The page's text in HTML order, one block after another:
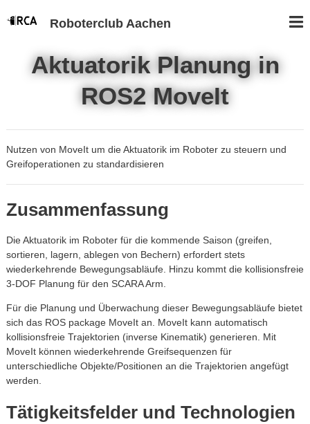
Roboterclub Aachen
Aktuatorik Planung in
ROS2 MoveIt
Nutzen von MoveIt um die Aktuatorik im Roboter zu steuern und
Greifoperationen zu standardisieren
Zusammenfassung
Die Aktuatorik im Roboter für die kommende Saison (greifen,
sortieren, lagern, ablegen von Bechern) erfordert stets
wiederkehrende Bewegungsabläufe. Hinzu kommt die kollisionsfreie
3-DOF Planung für den SCARA Arm.
Für die Planung und Überwachung dieser Bewegungsabläufe bietet
sich das ROS package MoveIt an. MoveIt kann automatisch
kollisionsfreie Trajektorien (inverse Kinematik) generieren. Mit
MoveIt können wiederkehrende Greifsequenzen für
unterschiedliche Objekte/Positionen an die Trajektorien angefügt
werden.
Tätigkeitsfelder und Technologien